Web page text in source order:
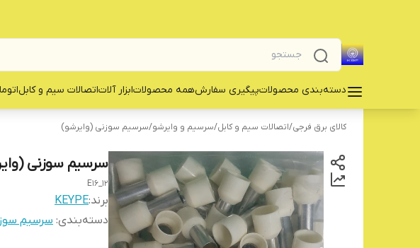
دسته‌بندی محصولاتپیگیری سفارشهمه محصولات‌ابزار آلاتاتصالات سیم و کابل
کالای برق فرجی/اتصالات سیم و کابل/سرسیم و وایرشو/سرسیم سوزنی (وایرشو)
سرسیم سوزنی (وایرشو)تک
E16_12
برند:KEYPE
دسته‌بندی: سرسیم